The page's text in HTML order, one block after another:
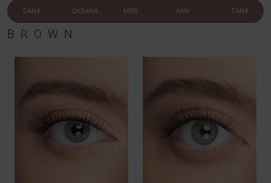
DANA OKSANA MEG ANN TANA
BROWN